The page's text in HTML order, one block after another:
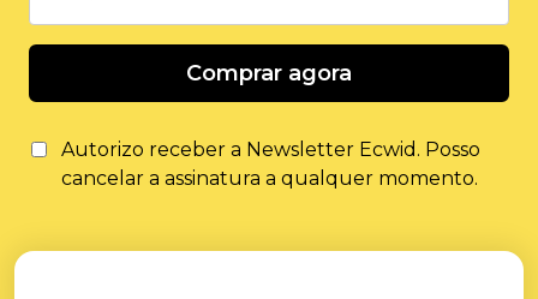
Comprar agora
Autorizo ​​receber a Newsletter Ecwid. Posso
cancelar a assinatura a qualquer momento.